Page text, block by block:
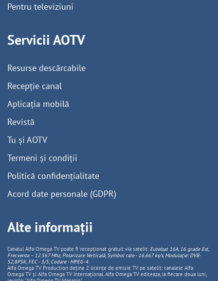
Pentru televiziuni
Servicii AOTV
Resurse descărcabile
Recepție canal
Aplicația mobilă
Revistă
Tu și AOTV
Termeni și condiții
Politică confidențialitate
Acord date personale (GDPR)
Alte informații
Canalul Alfa Omega TV poate fi recepționat gratuit via satelit: Eutelsat 16A, 16 grade Est,
Frecventa – 12.567 Mhz, PolarizareVerticală, Symbol rate - 16.667 ks/s, Modulație: DVB-
S2,8PSK, FEC - 3/5, Codare - MPEG-4.
Alfa Omega TV Production deține 2 licențe de emisie TV pe satelit: canalele Alfa
Omega TV și Alfa Omega TV Internațional. Alfa Omega TV editeaza, la fiecare doua luni,